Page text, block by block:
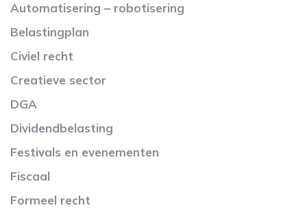
Automatisering – robotisering
Belastingplan
Civiel recht
Creatieve sector
DGA
Dividendbelasting
Festivals en evenementen
Fiscaal
Formeel recht